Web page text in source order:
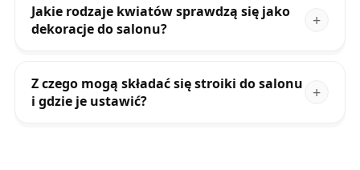
Jakie rodzaje kwiatów sprawdzą się jako
dekoracje do salonu?
Z czego mogą składać się stroiki do salonu
i gdzie je ustawić?